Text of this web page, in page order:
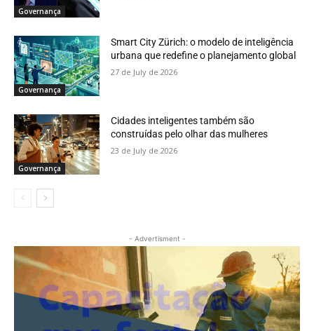
Governança
Governança
Smart City Zürich: o modelo de inteligência
urbana que redefine o planejamento global
27 de July de 2026
Governança
Cidades inteligentes também são
construídas pelo olhar das mulheres
23 de July de 2026
- Advertisment -